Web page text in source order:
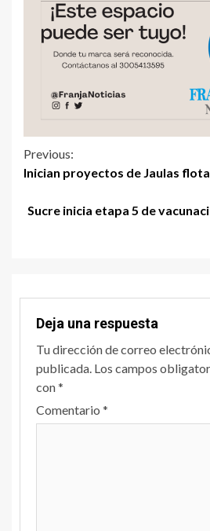
Previous:
Inician proyectos de Jaulas
Sucre inicia etapa 5 de
Deja una respuesta
Tu dirección de correo
publicada. Los campos
con*
Comentario *